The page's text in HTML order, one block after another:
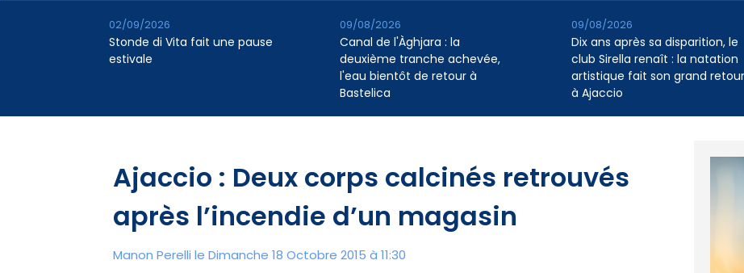
Stonde di Vita fait une pause
estivale
02/09/2026
Canal de l'Àghjara : la
deuxième tranche achevée,
l'eau bientôt de retour à
Bastelica
09/08/2026
Dix ans après sa disparition, le
club Sirella renaît : la natation
artistique fait son grand retour
à Ajaccio
09/08/2026
Ajaccio : Deux corps calcinés retrouvés
après l’incendie d’un magasin
Manon Perelli le Dimanche 18 Octobre 2015 à 11:30